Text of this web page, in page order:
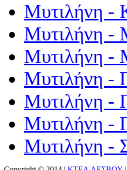
Μυτιλήνη -
Μυτιλήνη -
Μυτιλήνη -
Μυτιλήνη -
Μυτιλήνη -
Μυτιλήνη -
Μυτιλήνη -